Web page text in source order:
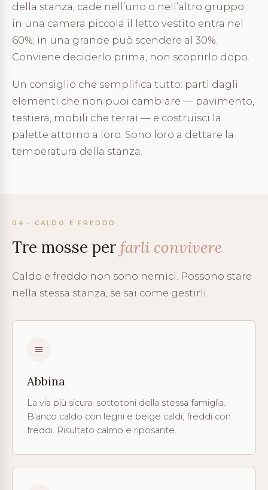
della stanza, cade nell’uno o nell’altro gruppo:
in una camera piccola il letto vestito entra nel
60%; in una grande può scendere al 30%.
Conviene deciderlo prima, non scoprirlo dopo.
Un consiglio che semplifica tutto: parti dagli
elementi che non puoi cambiare — pavimento,
testiera, mobili che terrai — e costruisci la
palette attorno a loro. Sono loro a dettare la
temperatura della stanza.
04 · CALDO E FREDDO
Tre mosse per farli convivere
Caldo e freddo non sono nemici. Possono stare
nella stessa stanza, se sai come gestirli.
Abbina
La via più sicura: sottotoni della stessa famiglia.
Bianco caldo con legni e beige caldi; freddi con
freddi. Risultato calmo e riposante.